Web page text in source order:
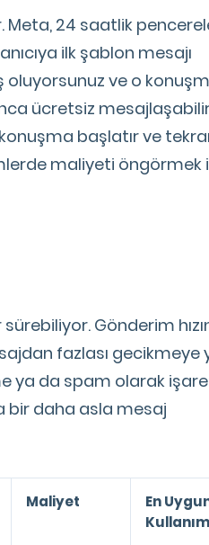
24 saatlik
ilk şablon mesajı
ve o
ücretsiz
başlatır ve
maliyeti öngörmek
sürebiliyor. Gönderim
fazlası gecikmeye
ya da spam olarak
bir daha asla mesaj
Maliyet
En
Kullanım